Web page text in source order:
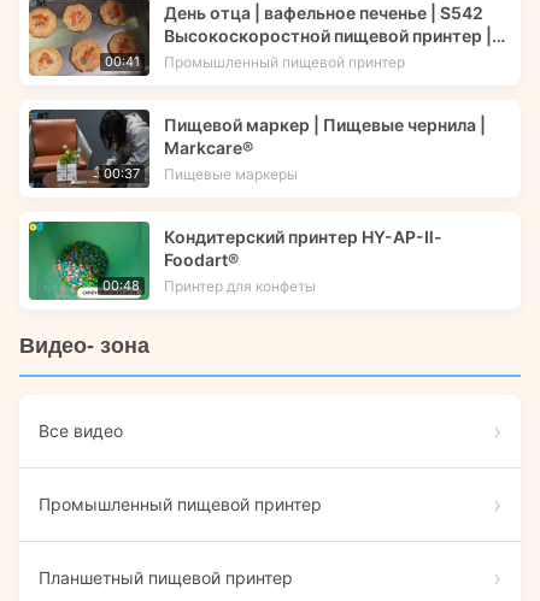
00:41
День отца | вафельное печенье | S542
Высокоскоростной пищевой принтер |
Фудпринттек
Промышленный пищевой принтер
00:37
Пищевой маркер | Пищевые чернила |
Markcare®
Пищевые маркеры
00:48
Кондитерский принтер HY-AP-Ⅱ-
Foodart®
Принтер для конфеты
Видео- зона
Все видео
Промышленный пищевой принтер
Планшетный пищевой принтер